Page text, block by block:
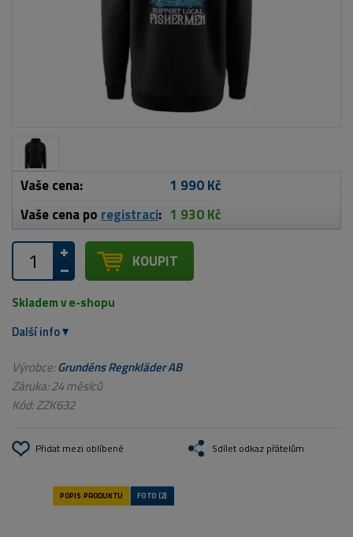
Vaše cena:
1 990 Kč
Vaše cena po registraci: 1 930 Kč
KOUPIT
Skladem v e-shopu
Další info
Výrobce:Grundéns Regnkläder AB
Záruka: 24 měsíců
Kód:ZZK632
Přidat mezi oblíbené Sdílet odkaz přátelům